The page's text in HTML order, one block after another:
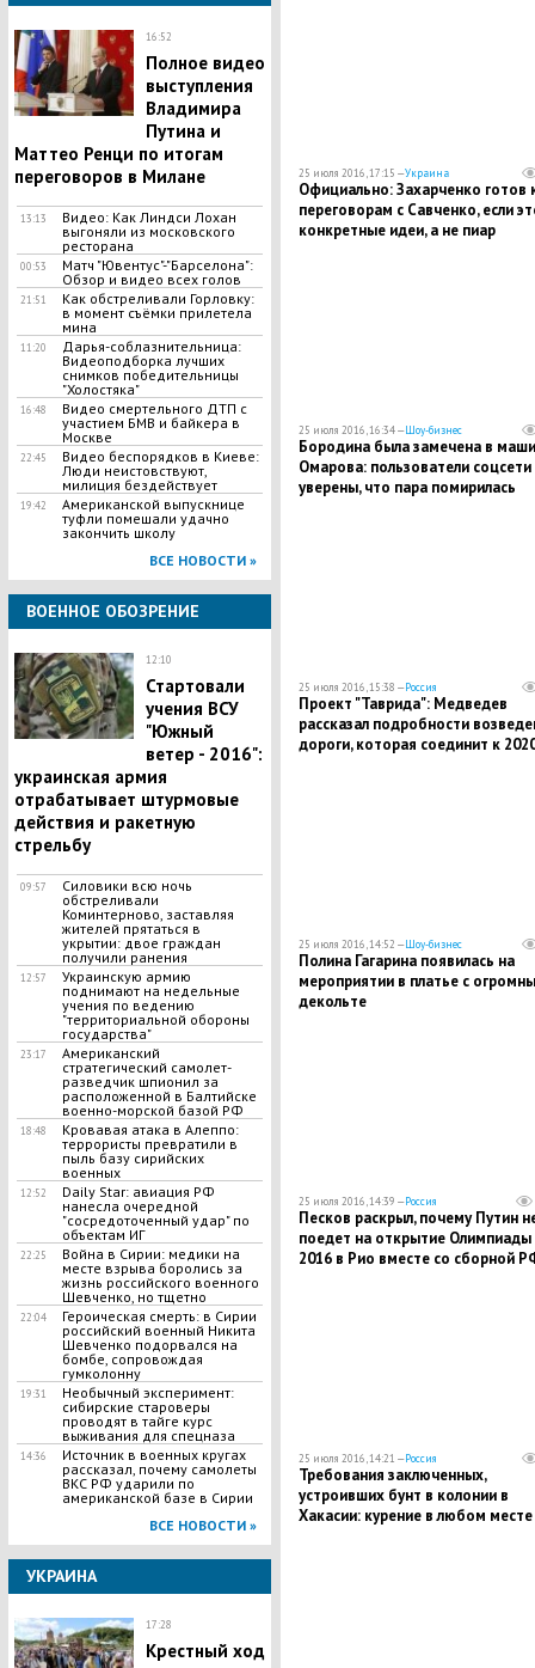
16:52
Полное видео
выступления
Владимира
Путина и
Маттео Ренци по итогам
переговоров в Милане
13:13
Видео: Как Линдси Лохан
выгоняли из московского
ресторана
00:53
Матч "Ювентус"-"Барселона":
Обзор и видео всех голов
21:51
Как обстреливали Горловку:
в момент съёмки прилетела
мина
11:20
Дарья-соблазнительница:
Видеоподборка лучших
снимков победительницы
"Холостяка"
16:48
Видео смертельного ДТП с
участием БМВ и байкера в
Москве
22:45
Видео беспорядков в Киеве:
Люди неистовствуют,
милиция бездействует
19:42
Американской выпускнице
туфли помешали удачно
закончить школу
ВСЕ НОВОСТИ »
ВОЕННОЕ ОБОЗРЕНИЕ
12:10
Стартовали
учения ВСУ
"Южный
ветер - 2016":
украинская армия
отрабатывает штурмовые
действия и ракетную
стрельбу
09:57
Силовики всю ночь
обстреливали
Коминтерново, заставляя
жителей прятаться в
укрытии: двое граждан
получили ранения
12:57
Украинскую армию
поднимают на недельные
учения по ведению
"территориальной обороны
государства"
23:17
Американский
стратегический самолет-
разведчик шпионил за
расположенной в Балтийске
военно-морской базой РФ
18:48
Кровавая атака в Алеппо:
террористы превратили в
пыль базу сирийских
военных
12:52
Daily Star: авиация РФ
нанесла очередной
"сосредоточенный удар" по
объектам ИГ
22:25
Война в Сирии: медики на
месте взрыва боролись за
жизнь российского военного
Шевченко, но тщетно
22:04
Героическая смерть: в Сирии
российский военный Никита
Шевченко подорвался на
бомбе, сопровождая
гумколонну
19:31
Необычный эксперимент:
сибирские староверы
проводят в тайге курс
выживания для спецназа
14:36
Источник в военных кругах
рассказал, почему самолеты
ВКС РФ ударили по
американской базе в Сирии
ВСЕ НОВОСТИ »
УКРАИНА
17:28
Крестный ход
25 июля 2016, 17:15 —Украина
Официально: Захарченко готов
переговорам с Савченко, если
конкретные идеи, а не пиар
25 июля 2016, 16:34 —Шоу-бизнес
Бородина была замечена в
Омарова: пользователи соцсети
уверены, что пара помирилась
25 июля 2016, 15:38 —Россия
Проект "Таврида": Медведев
рассказал подробности
дороги, которая соединит к
25 июля 2016, 14:52 —Шоу-бизнес
Полина Гагарина появилась на
мероприятии в платье с
декольте
25 июля 2016, 14:39 —Россия
Песков раскрыл, почему Путин
поедет на открытие Олимпиады
2016 в Рио вместе со сборной
25 июля 2016, 14:21 —Россия
Требования заключенных,
устроивших бунт в колонии в
Хакасии: курение в любом месте